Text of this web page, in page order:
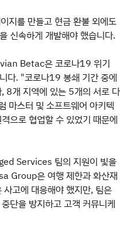
지를 만들고 현금 환불 외에도
신속하게 개발해야 했습니다.
Betac은 코로나19 위기
다. "코로나19 봉쇄 기간 중에
8개 지역에 있는 5개의 서로 다
마스터 및 소프트웨어 아키텍
으로 협업할 수 있었기 때문에
Services 팀의 지원이 빛을
Group은 여행 제한과 화산재
고에 대응해야 했지만, 팀은
단을 방지하고 고객 커뮤니케